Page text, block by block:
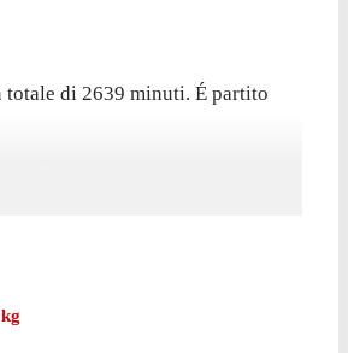
totale di 2639 minuti. É partito
per 2-1. In totale il
kg